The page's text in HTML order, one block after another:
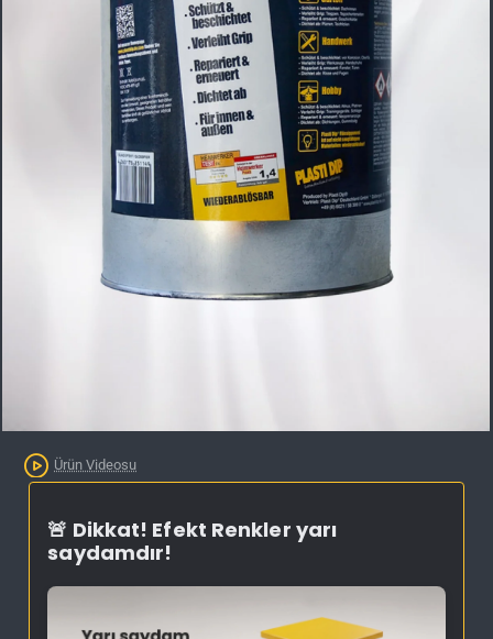
Ürün Videosu
🚨 Dikkat! Efekt Renkler yarı
saydamdır!